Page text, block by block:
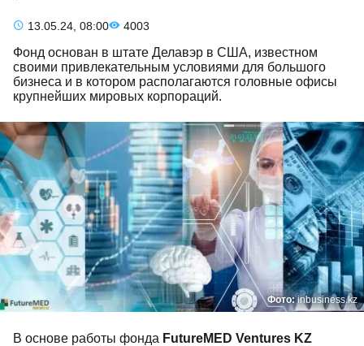
13.05.24, 08:00 4003
Фонд основан в штате Делавэр в США, известном
своими привлекательным условиями для большого
бизнеса и в котором располагаются головные офисы
крупнейших мировых корпораций.
Фото:inbusiness.kz
В основе работы фонда FutureMED Ventures KZ